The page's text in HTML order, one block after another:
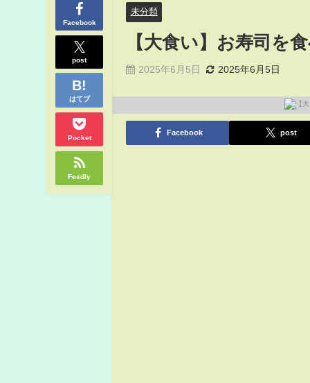
Facebook
post
はてブ
Pocket
Feedly
未分類
【大食い】お寿司を
2025年6月5日 2025年6月5日
Facebook post